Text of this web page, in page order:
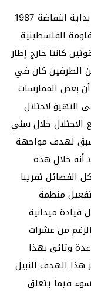
مع ظهور حركة حماس والجهاد الإسلامي بداية انتفاضة 1987
الفلسطينية
كانتا خارج إطار
الطرفين كان في
بعض الممارسات
لاحتلال
الاحتلال خلال سني
لهدف مواجهة
أنه خلال هذه
الفصائل تقريبا
منظمة
قيادة ميدانية
من عشرات
وثائق بهذا
هذا الهدف النبيل
سوء فيما يتعلق